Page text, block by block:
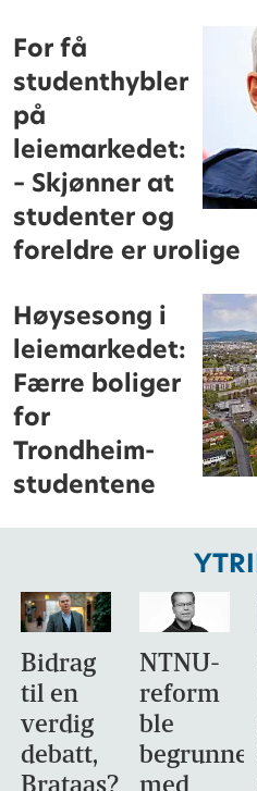
For få
studenthybler
på
leiemarkedet:
– Skjønner at
studenter og
foreldre er urolige
Høysesong i
leiemarkedet:
Færre boliger
for
Trondheim-
studentene
Bidrag
til en
verdig
debatt,
NTNU-
reform
ble
begrunnet